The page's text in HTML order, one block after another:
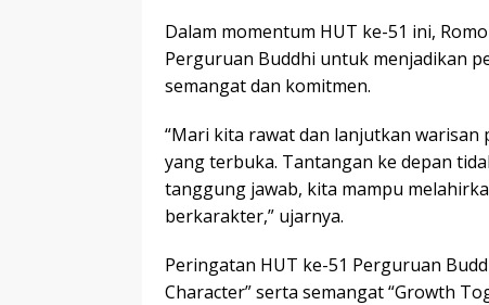
Dalam momentum HUT ke-51 ini,
Perguruan Buddhi untuk menjadikan
semangat dan komitmen.
“Mari kita rawat dan lanjutkan
yang terbuka. Tantangan ke depan
tanggung jawab, kita mampu
berkarakter,” ujarnya.
Peringatan HUT ke-51 Perguruan
Character” serta semangat “Growth